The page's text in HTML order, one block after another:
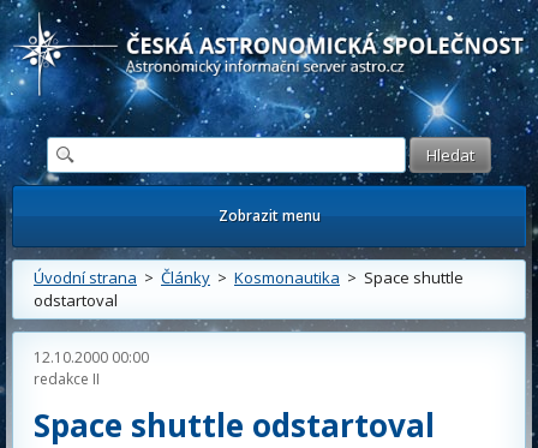
Česká astronomická společnost - Informační astronomický server
Zobrazit menu
Úvodní strana > Články > Kosmonautika > Space shuttle
odstartoval
12.10.2000 00:00
redakce II
Space shuttle odstartoval